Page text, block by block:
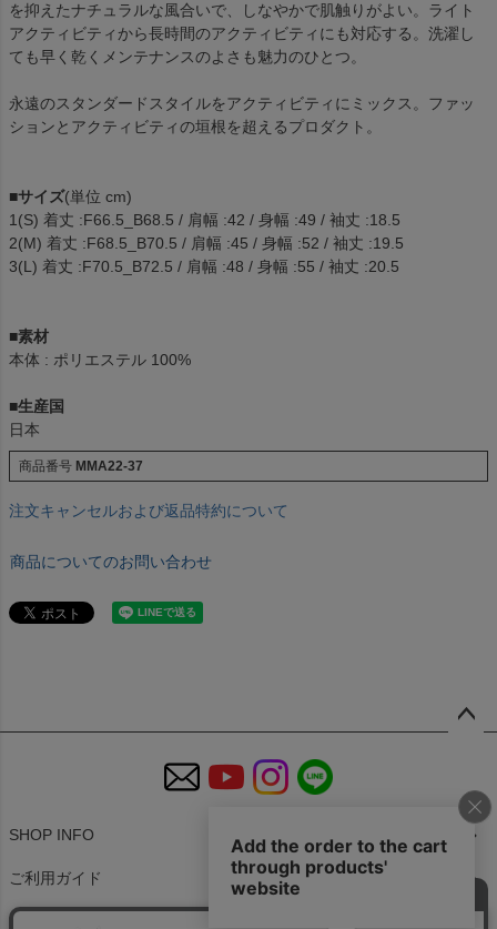
を抑えたナチュラルな風合いで、しなやかで肌触りがよい。ライト
アクティビティから長時間のアクティビティにも対応する。洗濯し
ても早く乾くメンテナンスのよさも魅力のひとつ。
永遠のスタンダードスタイルをアクティビティにミックス。ファッ
ションとアクティビティの垣根を超えるプロダクト。
■サイズ(単位 cm)
1(S) 着丈 :F66.5_B68.5 / 肩幅 :42 / 身幅 :49 / 袖丈 :18.5
2(M) 着丈 :F68.5_B70.5 / 肩幅 :45 / 身幅 :52 / 袖丈 :19.5
3(L) 着丈 :F70.5_B72.5 / 肩幅 :48 / 身幅 :55 / 袖丈 :20.5
■素材
本体 : ポリエステル 100%
■生産国
日本
商品番号 MMA22-37
注文キャンセルおよび返品特約について
商品についてのお問い合わせ
ップ
へ
SHOP INFO
ご利用ガイド
特定商取引法に基づく表示